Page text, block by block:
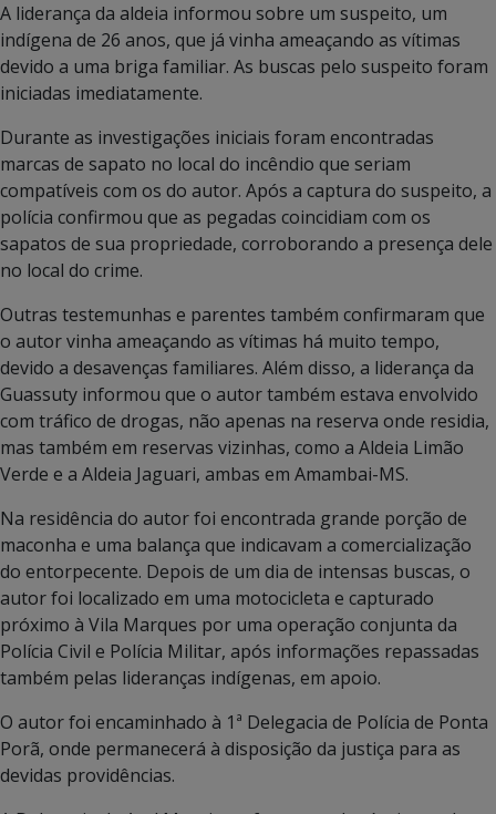
A liderança da aldeia informou sobre um suspeito, um
indígena de 26 anos, que já vinha ameaçando as vítimas
devido a uma briga familiar. As buscas pelo suspeito foram
iniciadas imediatamente.
Durante as investigações iniciais foram encontradas
marcas de sapato no local do incêndio que seriam
compatíveis com os do autor. Após a captura do suspeito, a
polícia confirmou que as pegadas coincidiam com os
sapatos de sua propriedade, corroborando a presença dele
no local do crime.
Outras testemunhas e parentes também confirmaram que
o autor vinha ameaçando as vítimas há muito tempo,
devido a desavenças familiares. Além disso, a liderança da
Guassuty informou que o autor também estava envolvido
com tráfico de drogas, não apenas na reserva onde residia,
mas também em reservas vizinhas, como a Aldeia Limão
Verde e a Aldeia Jaguari, ambas em Amambai-MS.
Na residência do autor foi encontrada grande porção de
maconha e uma balança que indicavam a comercialização
do entorpecente. Depois de um dia de intensas buscas, o
autor foi localizado em uma motocicleta e capturado
próximo à Vila Marques por uma operação conjunta da
Polícia Civil e Polícia Militar, após informações repassadas
também pelas lideranças indígenas, em apoio.
O autor foi encaminhado à 1ª Delegacia de Polícia de Ponta
Porã, onde permanecerá à disposição da justiça para as
devidas providências.